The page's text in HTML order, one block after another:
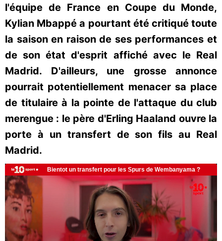
l'équipe de France en Coupe du Monde,
Kylian Mbappé a pourtant été critiqué toute
la saison en raison de ses performances et
de son état d'esprit affiché avec le Real
Madrid. D'ailleurs, une grosse annonce
pourrait potentiellement menacer sa place
de titulaire à la pointe de l'attaque du club
merengue : le père d'Erling Haaland ouvre la
porte à un transfert de son fils au Real
Madrid.